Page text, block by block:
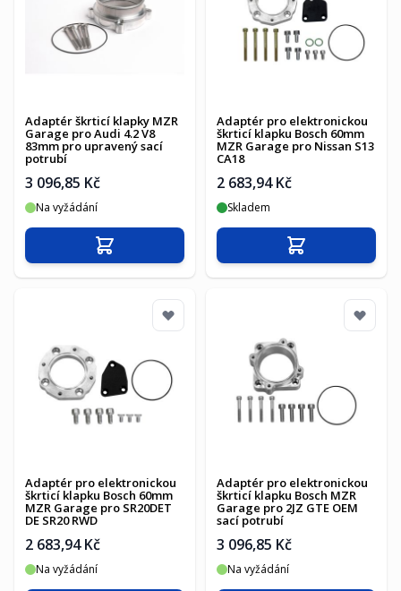
Adaptér škrticí klapky MZR
Garage pro Audi 4.2 V8
83mm pro upravený sací
potrubí
3 096,85 Kč
Na vyžádání
Přidat do košíku
Adaptér pro elektronickou
škrticí klapku Bosch 60mm
MZR Garage pro Nissan S13
CA18
2 683,94 Kč
Skladem
Přidat do košíku
Adaptér pro elektronickou
škrticí klapku Bosch 60mm
MZR Garage pro SR20DET
DE SR20 RWD
2 683,94 Kč
Na vyžádání
Adaptér pro elektronickou
škrticí klapku Bosch MZR
Garage pro 2JZ GTE OEM
sací potrubí
3 096,85 Kč
Na vyžádání